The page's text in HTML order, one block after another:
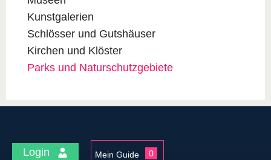
Kunstgalerien
Schlösser und Gutshäuser
Kirchen und Klöster
Parks und Naturschutzgebiete
Login Mein Guide 0